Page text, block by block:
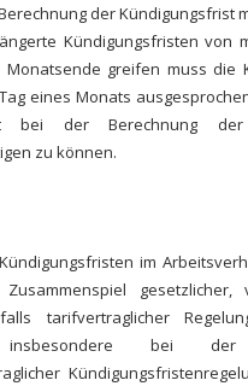
der Kündigungsfrist
Kündigungsfristen von
Monatsende greifen muss die
eines Monats
bei der Berechnung der
zu können.
im
Zusammenspiel gesetzlicher,
tarifvertraglicher
bei der